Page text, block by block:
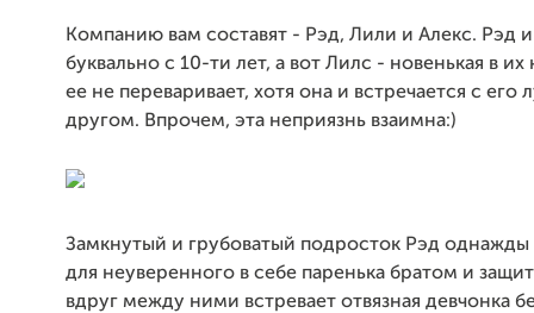
Компанию вам составят - Рэд, Лили и Алекс. Рэд
буквально с 10-ти лет, а вот Лилс - новенькая в
ее не переваривает, хотя она и встречается с его
другом. Впрочем, эта неприязнь взаимна:)
Замкнутый и грубоватый подросток Рэд однажды
для неуверенного в себе паренька братом и
вдруг между ними встревает отвязная девчонка